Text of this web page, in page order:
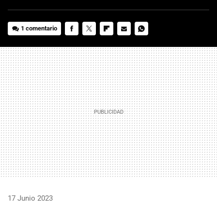
1 comentario
MAIL
17 Junio 2023